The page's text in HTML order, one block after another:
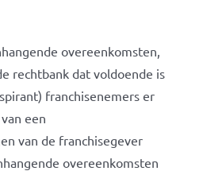
overeenkomsten,
rechtbank dat voldoende is
franchisenemers er
een
van de franchisegever
overeenkomsten